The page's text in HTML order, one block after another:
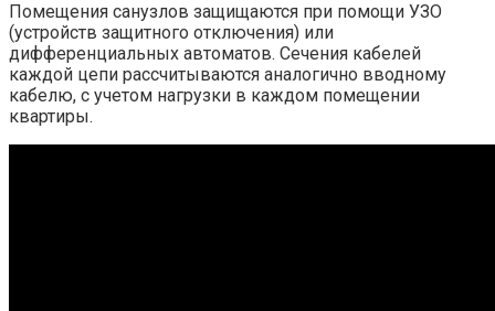
Помещения санузлов защищаются при помощи УЗО
(устройств защитного отключения) или
дифференциальных автоматов. Сечения кабелей
каждой цепи рассчитываются аналогично вводному
кабелю, с учетом нагрузки в каждом помещении
квартиры.